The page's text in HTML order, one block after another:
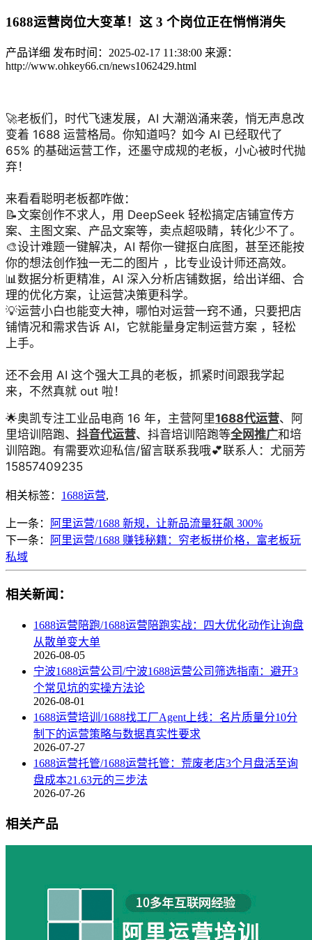
1688运营岗位大变革！这 3 个岗位正在悄悄消失
产品详细 发布时间：2025-02-17 11:38:00 来源：
http://www.ohkey66.cn/news1062429.html
🚀老板们，时代飞速发展，AI 大潮汹涌来袭，悄无声息改
变着 1688 运营格局。你知道吗？如今 AI 已经取代了
65% 的基础运营工作，还墨守成规的老板，小心被时代抛
弃！
来看看聪明老板都咋做：
📝文案创作不求人，用 DeepSeek 轻松搞定店铺宣传方
案、主图文案、产品文案等，卖点超吸睛，转化少不了。
🎨设计难题一键解决，AI 帮你一键抠白底图，甚至还能按
你的想法创作独一无二的图片 ，比专业设计师还高效。
📊数据分析更精准，AI 深入分析店铺数据，给出详细、合
理的优化方案，让运营决策更科学。
💡运营小白也能变大神，哪怕对运营一窍不通，只要把店
铺情况和需求告诉 AI，它就能量身定制运营方案 ，轻松
上手。
还不会用 AI 这个强大工具的老板，抓紧时间跟我学起
来，不然真就 out 啦！
🌟奥凯专注工业品电商 16 年，主营阿里1688代运营、阿
里培训陪跑、 抖音代运营、抖音培训陪跑等全网推广和培
训陪跑。有需要欢迎私信/留言联系我哦💕联系人：尤丽芳
15857409235
相关标签： 1688运营,
上一条：
阿里运营/1688 新规，让新品流量狂飙 300%
下一条：
阿里运营/1688 赚钱秘籍：穷老板拼价格，富老板玩
私域
相关新闻：
1688运营陪跑/1688运营陪跑实战：四大优化动作让询盘
从散单变大单
2026-08-05
宁波1688运营公司/宁波1688运营公司筛选指南：避开3
个常见坑的实操方法论
2026-08-01
1688运营培训/1688找工厂Agent上线：名片质量分10分
制下的运营策略与数据真实性要求
2026-07-27
1688运营托管/1688运营托管：荒废老店3个月盘活至询
盘成本21.63元的三步法
2026-07-26
相关产品